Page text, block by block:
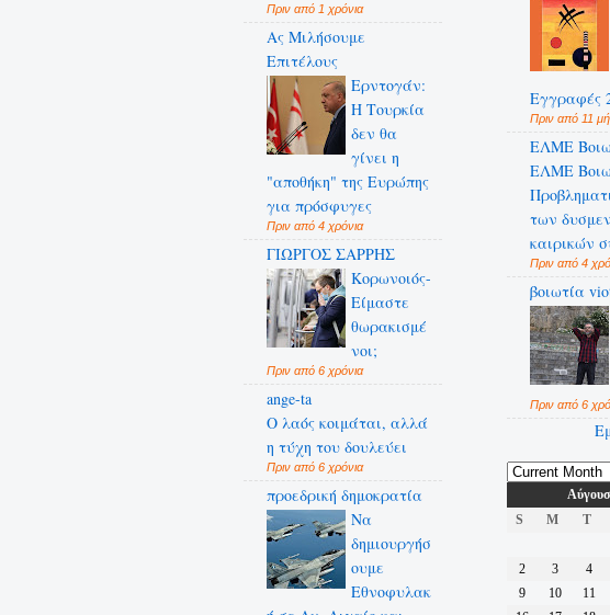
Πριν από 1 χρόνια
Ας Μιλήσουμε
Επιτέλους
Ερντογάν:
Η Τουρκία
δεν θα
γίνει η
"αποθήκη" της Ευρώπης
για πρόσφυγες
Πριν από 4 χρόνια
ΓΙΩΡΓΟΣ ΣΑΡΡΗΣ
Κορωνοιός-
Είμαστε
θωρακισμέ
νοι;
Πριν από 6 χρόνια
ange-ta
Ο λαός κοιμάται, αλλά
η τύχη του δουλεύει
Πριν από 6 χρόνια
προεδρική δημοκρατία
Να
δημιουργήσ
ουμε
Εθνοφυλακ
Εγγραφές
Πριν από 11
ΕΛΜΕ
ΕΛΜΕ
των
καιρικών
Πριν από 4
βοιωτία
Πριν από 6
S
M T
2
3 4
9
10 11